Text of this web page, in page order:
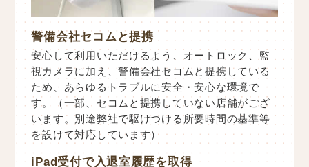
警備会社セコムと提携
安心して利用いただけるよう、オートロック、監
視カメラに加え、警備会社セコムと提携している
ため、あらゆるトラブルに安全・安心な環境で
す。（一部、セコムと提携していない店舗がござ
います。別途弊社で駆けつける所要時間の基準等
を設けて対応しています）
iPad受付で入退室履歴を取得